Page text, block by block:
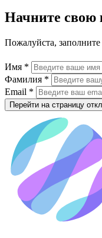
Начните свою
Пожалуйста,
Имя *
Фамилия *
Email *
Перейти на страницу